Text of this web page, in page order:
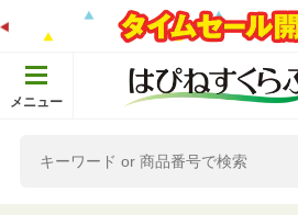
メニュー